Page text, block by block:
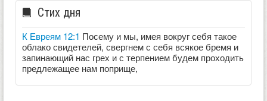
Стих дня
К Евреям 12:1 Посему и мы, имея вокруг себя такое
облако свидетелей, свергнем с себя всякое бремя и
запинающий нас грех и с терпением будем проходить
предлежащее нам поприще,